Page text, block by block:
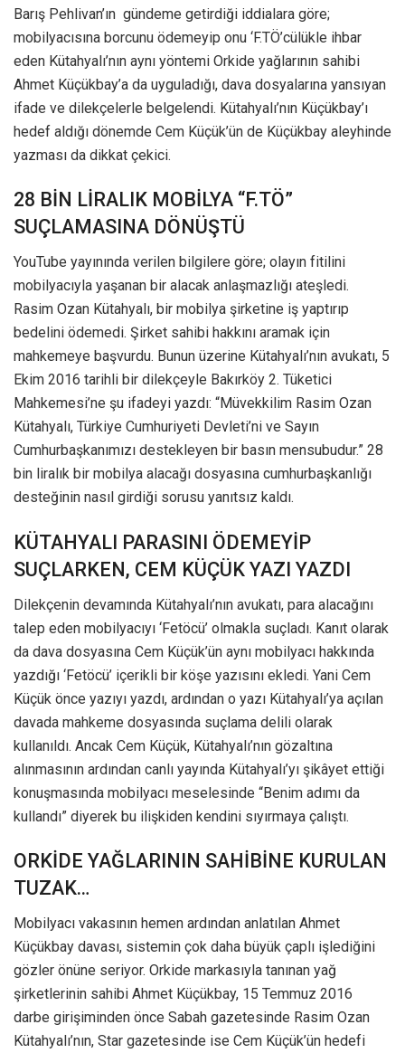
Barış Pehlivan’ın gündeme getirdiği iddialara göre;
mobilyacısına borcunu ödemeyip onu ‘F.TÖ’cülükle ihbar
eden Kütahyalı’nın aynı yöntemi Orkide yağlarının sahibi
Ahmet Küçükbay’a da uyguladığı, dava dosyalarına yansıyan
ifade ve dilekçelerle belgelendi. Kütahyalı’nın Küçükbay’ı
hedef aldığı dönemde Cem Küçük’ün de Küçükbay aleyhinde
yazması da dikkat çekici.
28 BİN LİRALIK MOBİLYA “F.TÖ”
SUÇLAMASINA DÖNÜŞTÜ
YouTube yayınında verilen bilgilere göre; olayın fitilini
mobilyacıyla yaşanan bir alacak anlaşmazlığı ateşledi.
Rasim Ozan Kütahyalı, bir mobilya şirketine iş yaptırıp
bedelini ödemedi. Şirket sahibi hakkını aramak için
mahkemeye başvurdu. Bunun üzerine Kütahyalı’nın avukatı, 5
Ekim 2016 tarihli bir dilekçeyle Bakırköy 2. Tüketici
Mahkemesi’ne şu ifadeyi yazdı: “Müvekkilim Rasim Ozan
Kütahyalı, Türkiye Cumhuriyeti Devleti’ni ve Sayın
Cumhurbaşkanımızı destekleyen bir basın mensubudur.” 28
bin liralık bir mobilya alacağı dosyasına cumhurbaşkanlığı
desteğinin nasıl girdiği sorusu yanıtsız kaldı.
KÜTAHYALI PARASINI ÖDEMEYİP
SUÇLARKEN, CEM KÜÇÜK YAZI YAZDI
Dilekçenin devamında Kütahyalı’nın avukatı, para alacağını
talep eden mobilyacıyı ‘Fetöcü’ olmakla suçladı. Kanıt olarak
da dava dosyasına Cem Küçük’ün aynı mobilyacı hakkında
yazdığı ‘Fetöcü’ içerikli bir köşe yazısını ekledi. Yani Cem
Küçük önce yazıyı yazdı, ardından o yazı Kütahyalı’ya açılan
davada mahkeme dosyasında suçlama delili olarak
kullanıldı. Ancak Cem Küçük, Kütahyalı’nın gözaltına
alınmasının ardından canlı yayında Kütahyalı’yı şikâyet ettiği
konuşmasında mobilyacı meselesinde “Benim adımı da
kullandı” diyerek bu ilişkiden kendini sıyırmaya çalıştı.
ORKİDE YAĞLARININ SAHİBİNE KURULAN
TUZAK…
Mobilyacı vakasının hemen ardından anlatılan Ahmet
Küçükbay davası, sistemin çok daha büyük çaplı işlediğini
gözler önüne seriyor. Orkide markasıyla tanınan yağ
şirketlerinin sahibi Ahmet Küçükbay, 15 Temmuz 2016
darbe girişiminden önce Sabah gazetesinde Rasim Ozan
Kütahyalı’nın, Star gazetesinde ise Cem Küçük’ün hedefi